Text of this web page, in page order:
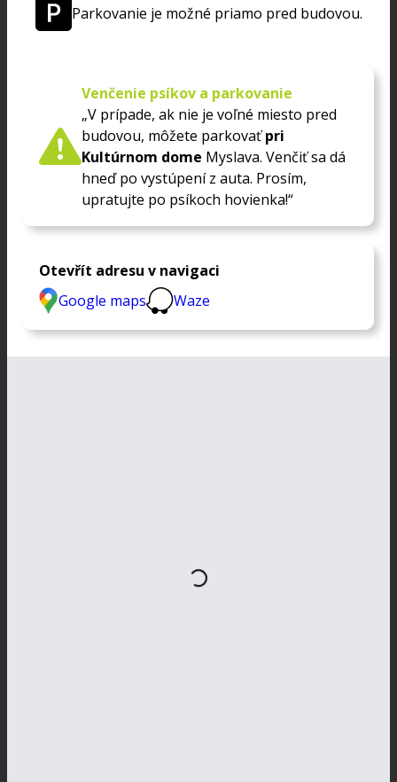
Parkovanie je možné priamo pred budovou.
Venčenie psíkov a parkovanie
„V prípade, ak nie je voľné miesto pred
budovou, môžete parkovaťpri
Kultúrnom dome Myslava. Venčiť sa dá
hneď po vystúpení z auta. Prosím,
upratujte po psíkoch hovienka!“
Otevřít adresu v navigaci
Google maps
Waze